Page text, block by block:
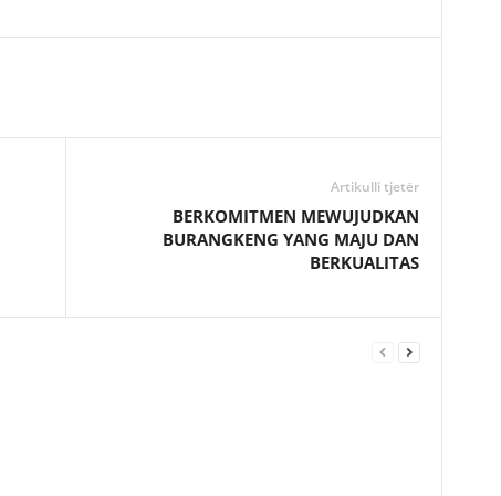
Artikulli tjetër
BERKOMITMEN MEWUJUDKAN
BURANGKENG YANG MAJU DAN
BERKUALITAS